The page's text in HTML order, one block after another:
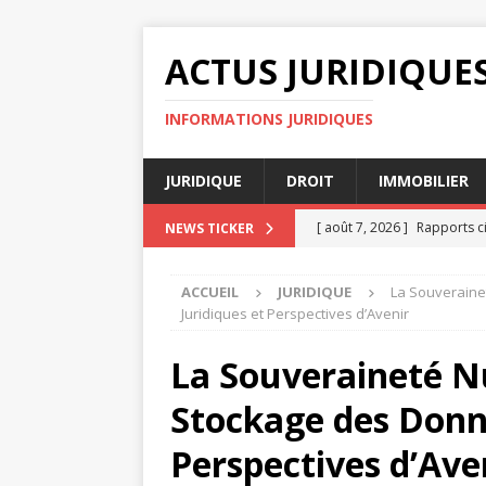
ACTUS
INFORMATIONS JURIDIQUES
JURIDIQUE DROIT IMMOBILIER
NEWS TICKER [ août 7, 2026 ] Rapports
[ août 4, 2026 ]
AVOCAT
[ août 8, 2026 ] Clause de
ACCUEIL JURIDIQUE
La
Juridiques et Perspectives d’Avenir
La Souveraineté
Stockage des
Perspectives